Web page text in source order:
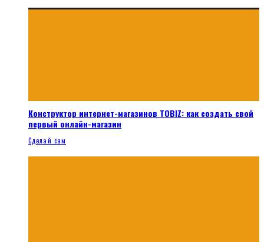
Конструктор интернет-магазинов TOBIZ: как создать свой
первый онлайн-магазин
Сделай сам